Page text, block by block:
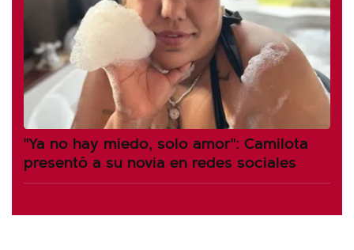
"Ya no hay miedo, solo amor": Camilota
presentó a su novia en redes sociales